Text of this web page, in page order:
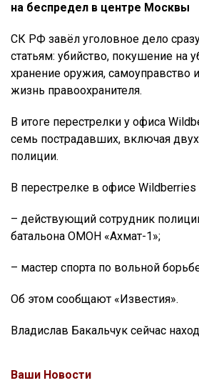
на беспредел в центре Москвы
СК РФ завёл уголовное дело
статьям: убийство, покушение на
хранение оружия, самоуправство
жизнь правоохранителя.
В итоге перестрелки у офиса
семь пострадавших, включая
полиции.
В перестрелке в офисе Wildberries
– действующий сотрудник
батальона ОМОН «Ахмат-1»;
– мастер спорта по вольной
Об этом сообщают «Известия».
Владислав Бакальчук сейчас
Ваши Новости